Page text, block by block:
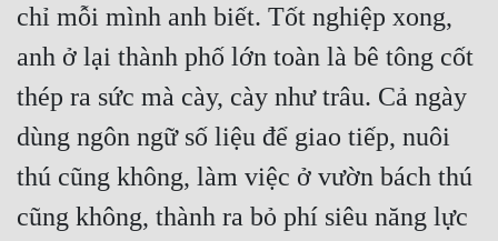
chỉ mỗi mình anh biết. Tốt nghiệp xong,
anh ở lại thành phố lớn toàn là bê tông cốt
thép ra sức mà cày, cày như trâu. Cả ngày
dùng ngôn ngữ số liệu để giao tiếp, nuôi
thú cũng không, làm việc ở vườn bách thú
cũng không, thành ra bỏ phí siêu năng lực